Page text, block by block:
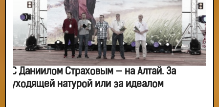
С Даниилом Страховым — на Алтай. За
уходящей натурой или за идеалом